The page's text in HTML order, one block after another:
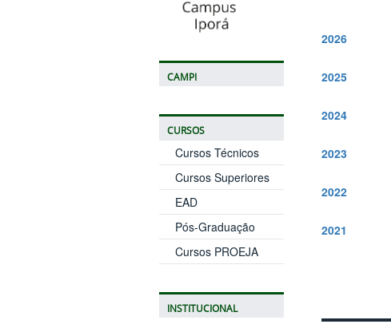
CAMPI
CURSOS
Cursos Técnicos
Cursos Superiores
EAD
Pós-Graduação
Cursos PROEJA
INSTITUCIONAL
2026
2025
2024
2023
2022
2021